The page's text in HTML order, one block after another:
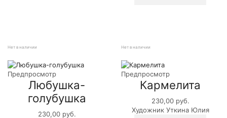
Нет в наличии
Предпросмотр
Любушка-
голубушка
230,00 руб.
Нет в наличии
Предпросмотр
Кармелита
230,00 руб.
Художник Уткина Юлия